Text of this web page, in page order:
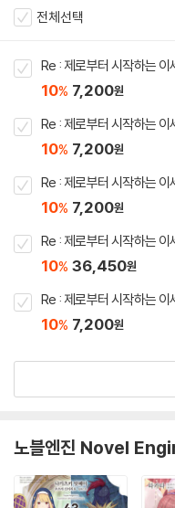
전체선택
Re : 제로부터 시작하는
10% 7,200원
Re : 제로부터 시작하는
10% 7,200원
Re : 제로부터 시작하는 이
10% 7,200원
Re : 제로부터 시작하는
10% 36,450원
Re : 제로부터 시작하는
10% 7,200원
노블엔진 Novel